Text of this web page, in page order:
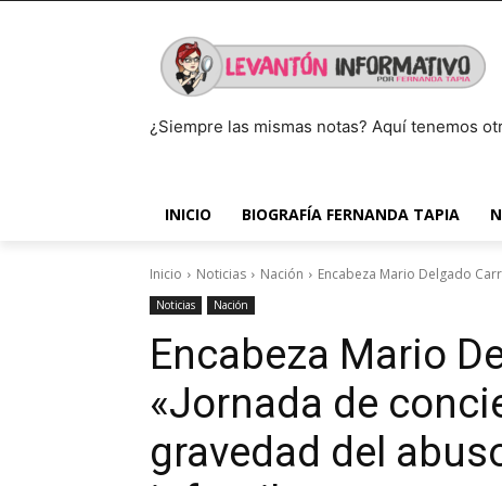
¿Siempre las mismas notas? Aquí tenemos
INICIO BIOGRAFÍA FERNANDA TAPIA
Inicio Noticias Nación Encabeza Mario Delgado
Noticias Nación
Encabeza Mario
«Jornada de
gravedad del